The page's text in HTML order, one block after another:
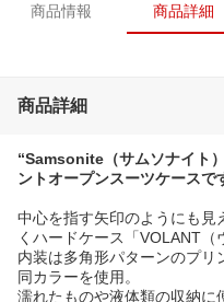
商品情報 商品詳細
商品詳細
“Samsonite（サムソナイト
ントオープンスーツケースで
中心を指す矢印のようにも見
くハードケース「VOLANT（
内装は多角形パターンのプリ
同カラーを使用。
濡れたものや液体類の収納に